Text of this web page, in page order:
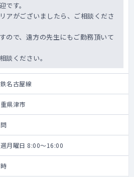
す。
アがございましたら、ご相談くださ
ので、遠方の先生にもご勤務頂いて
ください。
名古屋線
県津市
月曜日 8:00～16:00